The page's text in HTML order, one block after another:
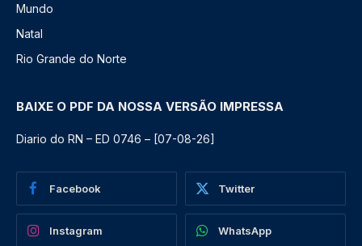
Mundo
Natal
Rio Grande do Norte
BAIXE O PDF DA NOSSA VERSÃO IMPRESSA
Diario do RN – ED 0746 – [07-08-26]
Facebook Twitter
Instagram WhatsApp